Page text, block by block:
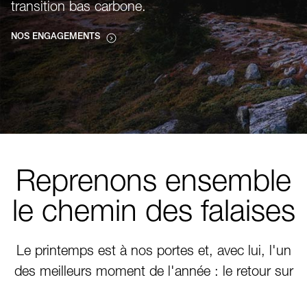
transition bas carbone.
NOS ENGAGEMENTS
Reprenons ensemble
le chemin des falaises
Le printemps est à nos portes et, avec lui, l'un
des meilleurs moment de l'année : le retour sur